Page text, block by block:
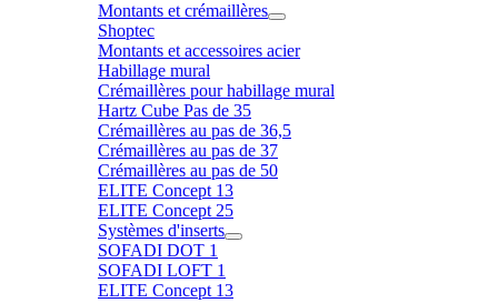
Montants et crémaillères
Shoptec
Montants et accessoires acier
Habillage mural
Crémaillères pour habillage mural
Hartz Cube Pas de 35
Crémaillères au pas de 36,5
Crémaillères au pas de 37
Crémaillères au pas de 50
ELITE Concept 13
ELITE Concept 25
Systèmes d'inserts
SOFADI DOT 1
SOFADI LOFT 1
ELITE Concept 13